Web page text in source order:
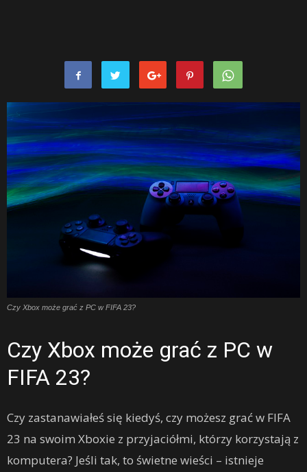
Czy Xbox może grać z PC w FIFA 23?
Czy Xbox może grać z PC w
FIFA 23?
Czy zastanawiałeś się kiedyś, czy możesz grać w FIFA
23 na swoim Xboxie z przyjaciółmi, którzy korzystają z
komputera? Jeśli tak, to świetne wieści – istnieje